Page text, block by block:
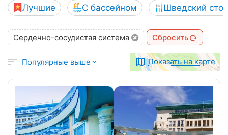
Лучшие С бассейном Шведский стол
Сердечно-сосудистая система Сбросить
Популярные выше Показать на карте